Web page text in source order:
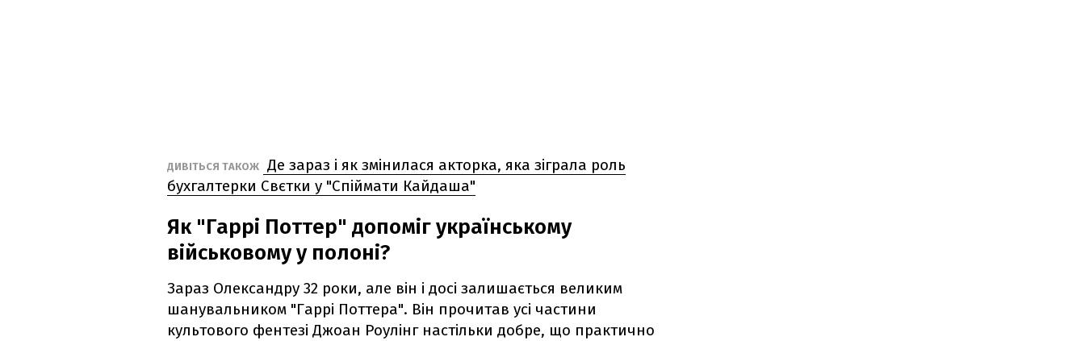
ДИВІТЬСЯ ТАКОЖ
Де зараз і як змінилася акторка, яка зіграла роль
бухгалтерки Свєтки у "Спіймати Кайдаша"
Як "Гаррі Поттер" допоміг українському
військовому у полоні?
Зараз Олександру 32 роки, але він і досі залишається великим
шанувальником "Гаррі Поттера". Він прочитав усі частини
культового фентезі Джоан Роулінг настільки добре, що практично